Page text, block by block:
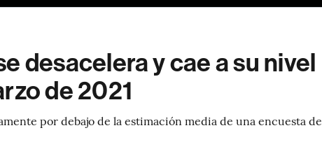
desacelera y cae a su nivel
de 2021
por debajo de la estimación media de una encuesta de